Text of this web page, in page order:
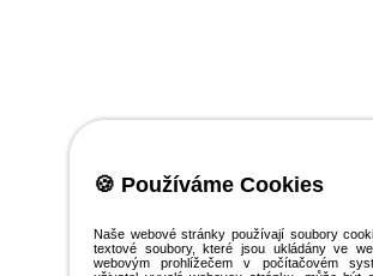
🍪 Používáme Cookies
Naše webové stránky používají soubory
textové soubory, které jsou ukládány ve
webovým prohlížečem v počítačovém